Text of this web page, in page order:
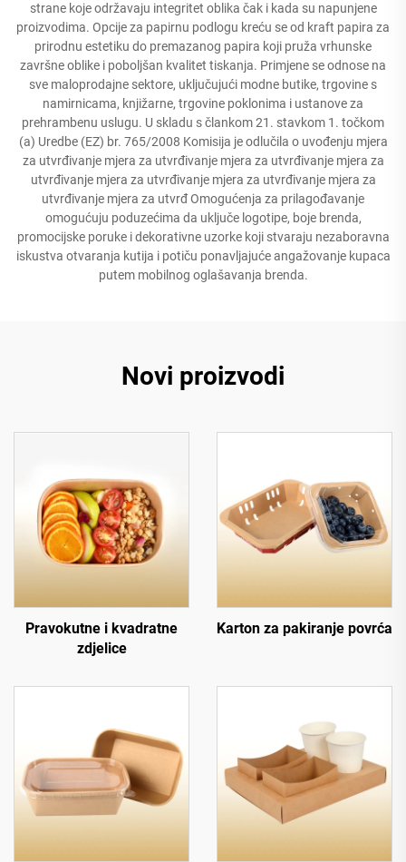
strane koje održavaju integritet oblika čak i kada su napunjene
proizvodima. Opcije za papirnu podlogu kreću se od kraft papira za
prirodnu estetiku do premazanog papira koji pruža vrhunske
završne oblike i poboljšan kvalitet tiskanja. Primjene se odnose na
sve maloprodajne sektore, uključujući modne butike, trgovine s
namirnicama, knjižarne, trgovine poklonima i ustanove za
prehrambenu uslugu. U skladu s člankom 21. stavkom 1. točkom
(a) Uredbe (EZ) br. 765/2008 Komisija je odlučila o uvođenju mjera
za utvrđivanje mjera za utvrđivanje mjera za utvrđivanje mjera za
utvrđivanje mjera za utvrđivanje mjera za utvrđivanje mjera za
utvrđivanje mjera za utvrđ Omogućenja za prilagođavanje
omogućuju poduzećima da uključe logotipe, boje brenda,
promocijske poruke i dekorativne uzorke koji stvaraju nezaboravna
iskustva otvaranja kutija i potiču ponavljajuće angažovanje kupaca
putem mobilnog oglašavanja brenda.
Novi proizvodi
Pravokutne i kvadratne
zdjelice
Karton za pakiranje povrća